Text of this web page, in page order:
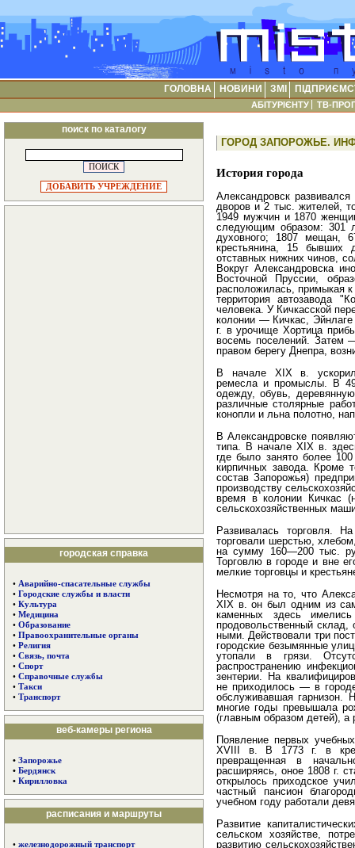
ГОЛОВНА НОВИНИ ЗМІ
АБІТУРІЄНТУ ТВ-
поиск по каталогу
ДОБАВИТЬ УЧРЕЖДЕНИЕ
городская справка
• Аварийно-спасательные службы
• Городские службы и власти
• Культура
• Медицина
• Образование
• Правоохранительные органы
• Религия
• Связь, почта
• Спорт
• Справочные службы
• Такси
• Транспорт
веб-камеры региона
• Запорожье
• Бердянск
• Кирилловка
расписания и маршруты
• железнодорожный транспорт
ГОРОД ЗАПОРОЖЬЕ.
История города
Александровск
дворов и 2 тыс. жителей,
1949 мужчин и 1870
следующим образом: 301
духовного; 1807 мещан,
крестьянина, 15 бывших
отставных нижних чинов,
Вокруг Александровска
Восточной Пруссии,
расположилась, примыкая
территория автозавода
человека. У Кичкасской
колонии — Кичкас,
г. в урочище Хортица
восемь поселений.
правом берегу Днепра,
В начале XIX в.
ремесла и промыслы. В 49
одежду, обувь,
различные сто­лярные
конопли и льна полотно,
В Александровске
типа. В начале XIX в.
где было занято более
кирпичных завода. Кроме
состав Запорожья)
производству
время в колонии Кичкас
сельскохо­зяйственных
Развивалась торговля.
торговали шерстью,
на сумму 160—200 тыс.
Торговлю в городе и вне
мелкие торговцы и
Несмотря на то, что
XIX в. он был одним из
каменных здесь
продовольственный
ными. Действовали три
городские безымянные
утопали в грязи.
распространению
зентерии. На
не приходилось — в
обслуживавшая гарнизон.
многие годы превышала
(главным образом детей),
Появление первых
XVIII в. В 1773 г. в
превращенная в
расширяясь, оное 1808 г.
открылось приходское
частный пансион
учебном году работали
Развитие
сельском хозяйстве,
развитию